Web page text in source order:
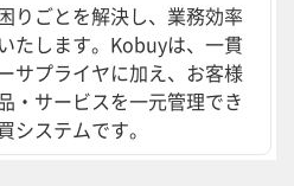
りごとを解決し、業務効率
たします。Kobuyは、一貫
サプライヤに加え、お客様
・サービスを一元管理でき
システムです。